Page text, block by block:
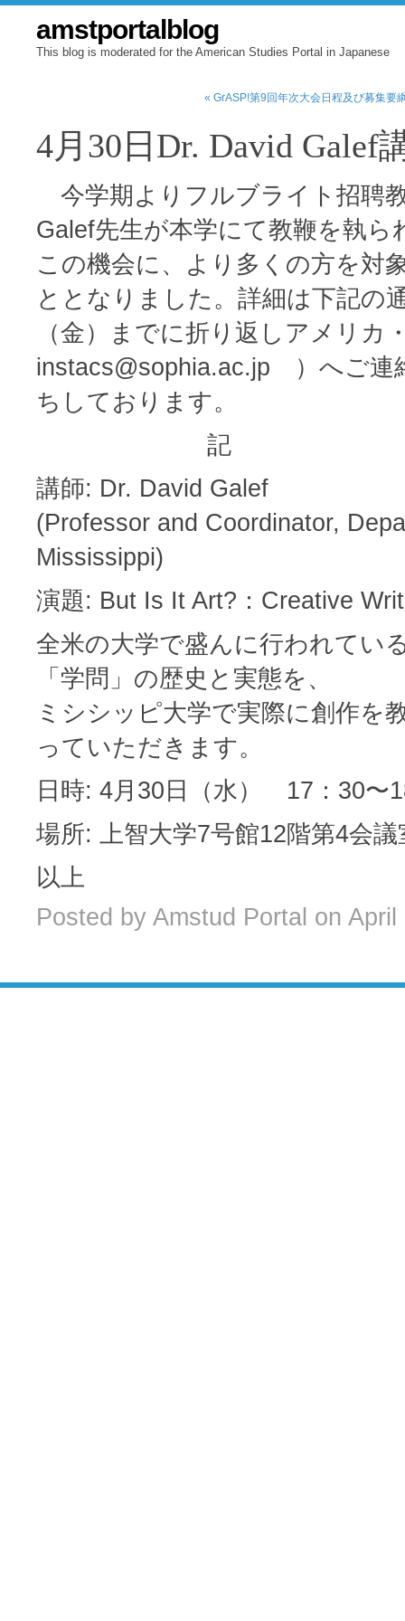
amstportalblog
This blog is moderated for the American Studies Portal in Japanese
« GrASP!第9回年次大会日程及び募集要
4月30日Dr. David Galef
今学期よりフルブライト招聘
Galef先生が本学にて教鞭を執
この機会に、より多くの方を対
ととなりました。詳細は下記の
（金）までに折り返しアメリカ
instacs@sophia.ac.jp ）へご連
ちしております。
記
講師: Dr. David Galef
(Professor and Coordinator,
Mississippi)
演題: But Is It Art?：Creative
全米の大学で盛んに行われてい
「学問」の歴史と実態を、
ミシシッピ大学で実際に創作を
っていただきます。
日時: 4月30日（水） 17：30〜
場所: 上智大学7号館12階第4会議
以上
Posted by Amstud Portal on